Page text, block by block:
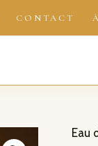
CONTACT
Eau